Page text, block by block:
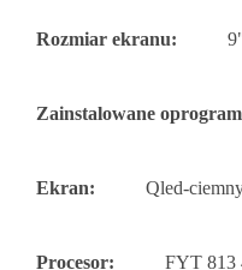
Rozmiar ekranu:
Zainstalowane
Ekran: Qled-
Procesor: FYT 813